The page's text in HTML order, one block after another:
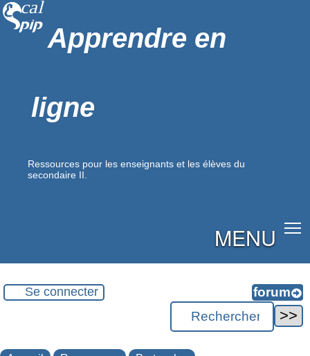
Apprendre en
ligne
Ressources pour les enseignants et les élèves du
secondaire II.
MENU
Se connecter